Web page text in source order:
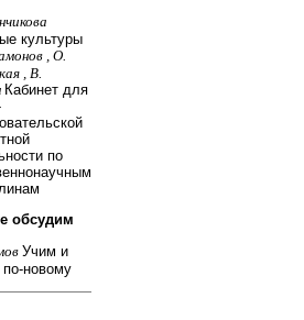
культуры
, О.
, В.
Кабинет для
по
обсудим
Учим и
новому